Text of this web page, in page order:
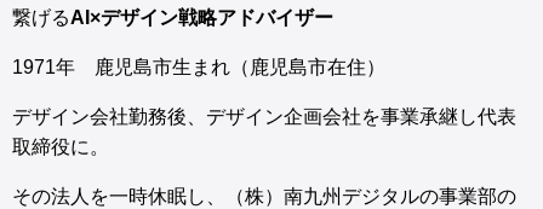
繋げるAI×デザイン戦略アドバイザー
1971年 鹿児島市生まれ（鹿児島市在住）
デザイン会社勤務後、デザイン企画会社を事業承継し代表
取締役に。
その法人を一時休眠し、（株）南九州デジタルの事業部の